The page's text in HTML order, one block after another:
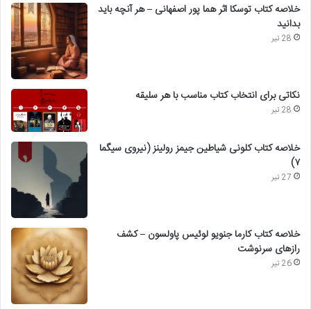
خلاصه کتاب توسکا اثر هما پور اصفهانی – هر آنچه باید
بدانید
28 تیر
نکاتی برای انتخاب کتاب مناسب با هر سلیقه
28 تیر
خلاصه کتاب کلونی شیاطین جیمز رولینز (نیروی سیگما
۷)
27 تیر
خلاصه کتاب کارما جنویو لوئیس پاولسون – کشف
رازهای سرنوشت
26 تیر